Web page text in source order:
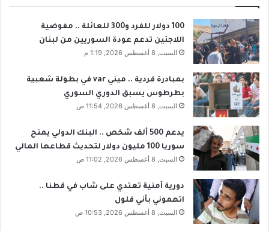
100 دولار للفرد و300 للعائلة .. مفوضية
اللاجئين تدعم عودة السوريين من لبنان
السبت, 8 أغسطس 2026, 1:19 م
بمبادرة فردية .. ميني var في بطولة شعبية
بطرطوس يسبق الدوري السوري
السبت, 8 أغسطس 2026, 11:54 ص
يدعم 500 ألف شخص .. البنك الدولي يمنح
سوريا 100 مليون دولار لتحديث قطاعها المالي
السبت, 8 أغسطس 2026, 11:02 ص
دورية أمنية تعتدي على شاب في قطنا ..
اتهموني بأني فلول
السبت, 8 أغسطس 2026, 10:53 ص